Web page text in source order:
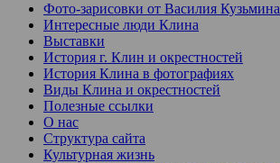
Фото-зарисовки от Василия Кузьмина
Интересные люди Клина
Выставки
История г. Клин и окрестностей
История Клина в фотографиях
Виды Клина и окрестностей
Полезные ссылки
О нас
Структура сайта
Культурная жизнь